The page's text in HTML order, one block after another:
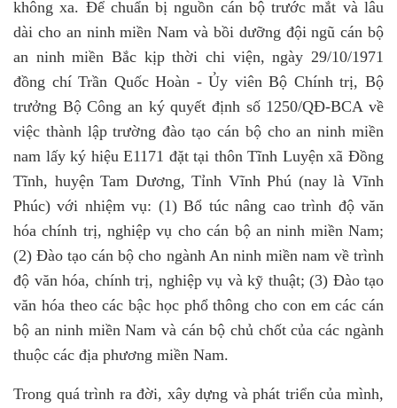
không xa. Để chuẩn bị nguồn cán bộ trước mắt và lâu
dài cho an ninh miền Nam và bồi dưỡng đội ngũ cán bộ
an ninh miền Bắc kịp thời chi viện, ngày 29/10/1971
đồng chí Trần Quốc Hoàn - Ủy viên Bộ Chính trị, Bộ
trưởng Bộ Công an ký quyết định số 1250/QĐ-BCA về
việc thành lập trường đào tạo cán bộ cho an ninh miền
nam lấy ký hiệu E1171 đặt tại thôn Tĩnh Luyện xã Đồng
Tĩnh, huyện Tam Dương, Tỉnh Vĩnh Phú (nay là Vĩnh
Phúc) với nhiệm vụ: (1) Bổ túc nâng cao trình độ văn
hóa chính trị, nghiệp vụ cho cán bộ an ninh miền Nam;
(2) Đào tạo cán bộ cho ngành An ninh miền nam về trình
độ văn hóa, chính trị, nghiệp vụ và kỹ thuật; (3) Đào tạo
văn hóa theo các bậc học phổ thông cho con em các cán
bộ an ninh miền Nam và cán bộ chủ chốt của các ngành
thuộc các địa phương miền Nam.
Trong quá trình ra đời, xây dựng và phát triển của mình,